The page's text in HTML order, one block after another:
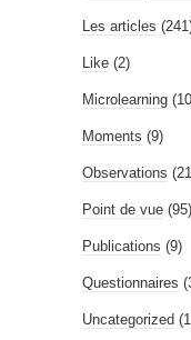
Les articles
Like (2)
Microlearning
Moments (9)
Observations
Point de vue (95)
Publications (9)
Questionnaires
Uncategorized